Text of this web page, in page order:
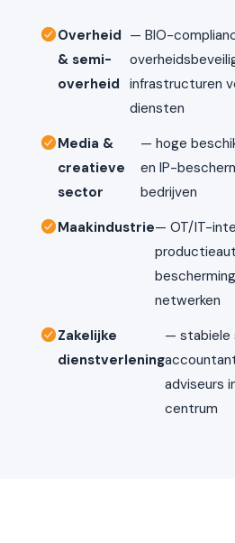
Overheid
& semi-
overheid
— BIO-
infrastructuren
diensten
Media &
creatieve
sector
— hoge
en IP-
bedrijven
Maakindustrie— OT/IT-
netwerken
Zakelijke
dienstverlening
— stabiele
adviseurs
centrum